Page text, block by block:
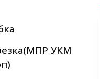
УКМ